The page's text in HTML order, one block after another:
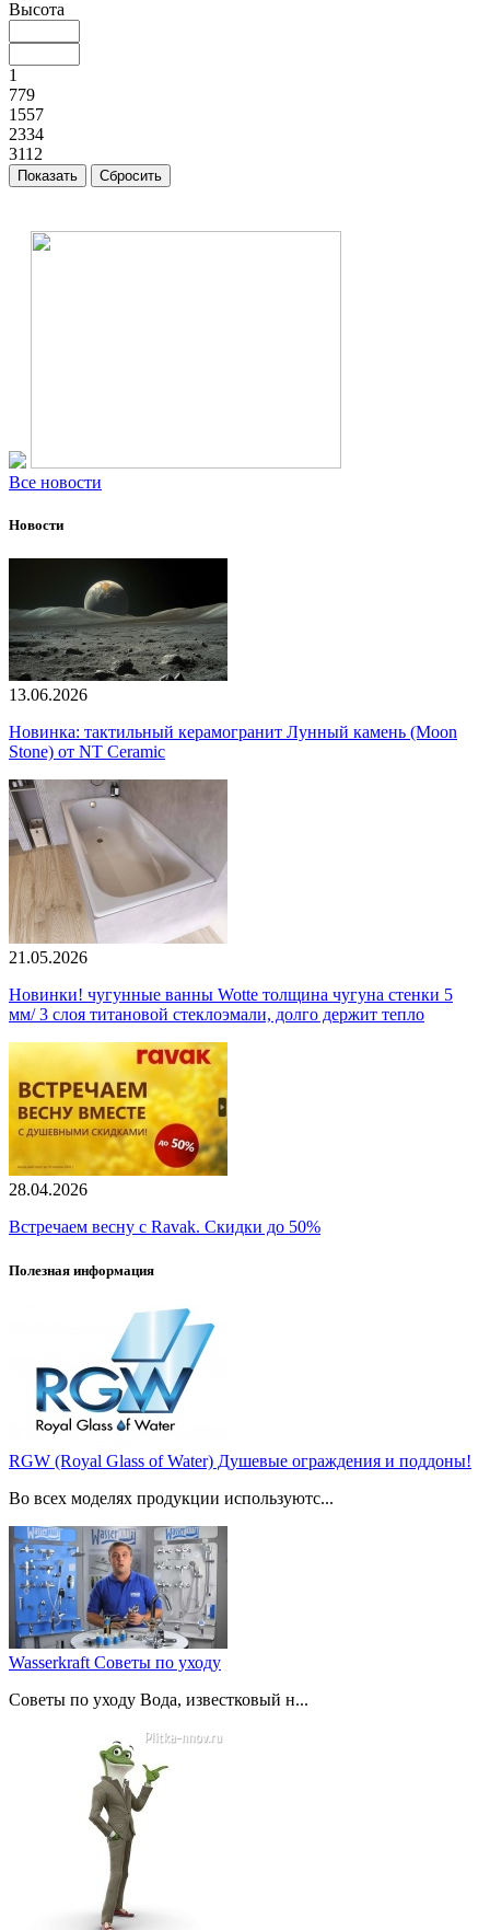
Высота
1
779
1557
2334
3112
Все новости
Новости
13.06.2026
Новинка: тактильный керамогранит Лунный камень (Moon
Stone) от NT Ceramic
21.05.2026
Новинки! чугунные ванны Wotte толщина чугуна стенки 5
мм/ 3 слоя титановой стеклоэмали, долго держит тепло
28.04.2026
Встречаем весну с Ravak. Скидки до 50%
Полезная информация
RGW (Royal Glass of Water) Душевые ограждения и поддоны!
Во всех моделях продукции используютс...
Wasserkraft Советы по уходу
Советы по уходу Вода, известковый н...